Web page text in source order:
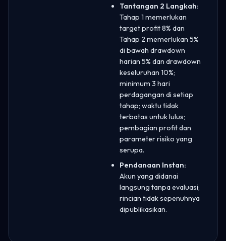
Tantangan 2 Langkah:
Tahap 1 memerlukan
target profit 8% dan
Tahap 2 memerlukan 5%
di bawah drawdown
harian 5% dan drawdown
keseluruhan 10%;
minimum 3 hari
perdagangan di setiap
tahap; waktu tidak
terbatas untuk lulus;
pembagian profit dan
parameter risiko yang
serupa.
Pendanaan Instan:
Akun yang didanai
langsung tanpa evaluasi;
rincian tidak sepenuhnya
dipublikasikan.